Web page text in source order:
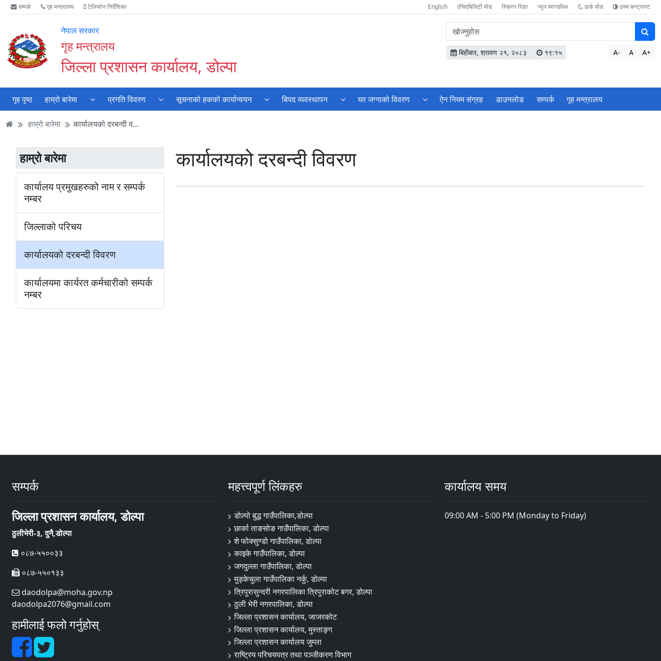
Accessibility
Mode
गर्नुहोस्
मुख्य
सामाग्री
मुख्य
नेभिगेसन
वेबसाइट
खोजमा
सम्पर्क गृह मन्त्रालय टेलिफोन निर्देशिका English एसिएबिलिटी मोड स्क्रिन रिडर न्यून व्यान्डविथ डार्क मोड उच्च कन्ट्रास्ट
नेपाल सरकार
गृह मन्त्रालय
जिल्ला प्रशासन कार्यालय, डोल्पा
वेबसाइटमा
सामग्री
खोज्नुहोस
बिहीबार, श्रावण २१, २०८३ १९:१५ A- A A+
गृह पृष्ठ हाम्रो बारेमा प्रगति विवरण सूचनाको हकको कार्यान्वयन बिपद व्यवस्थापन घर जग्गाको विवरण ऐन नियम संग्रह डाउनलोड सम्पर्क गृह मन्त्रालय
हाम्रो बारेमा कार्यालयको दरबन्दी व...
हाम्रो बारेमा
कार्यालय प्रमुखहरुको नाम र सम्पर्क
नम्बर
जिल्लाको परिचय
कार्यालयको दरबन्दी विवरण
कार्यालयमा कार्यरत कर्मचारीको सम्पर्क
नम्बर
कार्यालयको दरबन्दी विवरण
सम्पर्क
जिल्ला प्रशासन कार्यालय, डोल्पा
ठुलीभेरी-३, दुनै,डोल्पा
०८७-५५००३३
०८७-५५०१३३
daodolpa@moha.gov.np
daodolpa2076@gmail.com
हामीलाई फलो गर्नुहोस्
महत्त्वपूर्ण लिंकहरु
डोल्पो बुद्ध गाउँपालिका,डोल्पा
छार्का ताङसोङ गाउँपालिका, डोल्पा
शे फोक्सुण्डो गाउँपालिका, डोल्पा
काइके गाउँपालिका, डोल्पा
जगदुल्ला गाउँपालिका, डोल्पा
मुड्केचुला गाउँपालिका नर्कु, डोल्पा
त्रिपुरासुन्दरी नगरपालिका त्रिपुराकोट बगर, डोल्पा
ठुली भेरी नगरपालिका, डोल्पा
जिल्ला प्रशासन कार्यालय, जाजरकोट
जिल्ला प्रशासन कार्यालय, मुस्ताङ्ग
जिल्ला प्रशासन कार्यालय जुम्ला
राष्ट्रिय परिचयपत्र तथा पञ्जीकरण विभाग
कार्यालय समय
09:00 AM - 5:00 PM (Monday to Friday)